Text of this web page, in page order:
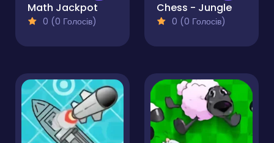
Math Jackpot
0 (0 Голосів)
Chess - Jungle
0 (0 Голосів)